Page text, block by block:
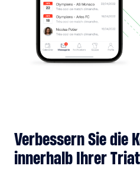
Verbessern Sie die
innerhalb Ihrer